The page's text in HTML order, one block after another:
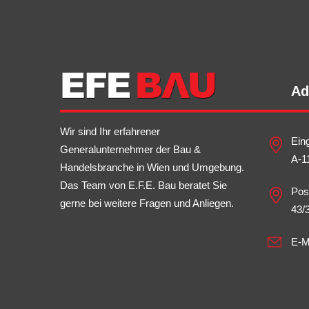
Wir sind Ihr erfahrener
Generalunternehmer der Bau &
Handelsbranche in Wien und Umgebung.
Das Team von E.F.E. Bau beratet Sie
gerne bei weitere Fragen und Anliegen.
A-
43/
E-